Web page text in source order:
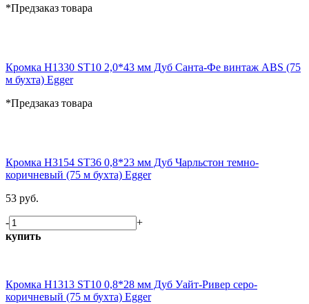
*Предзаказ товара
Кромка H1330 ST10 2,0*43 мм Дуб Санта-Фе винтаж ABS (75
м бухта) Egger
*Предзаказ товара
Кромка H3154 ST36 0,8*23 мм Дуб Чарльстон темно-
коричневый (75 м бухта) Egger
53 руб.
-
+
купить
Кромка H1313 ST10 0,8*28 мм Дуб Уайт-Ривер серо-
коричневый (75 м бухта) Egger